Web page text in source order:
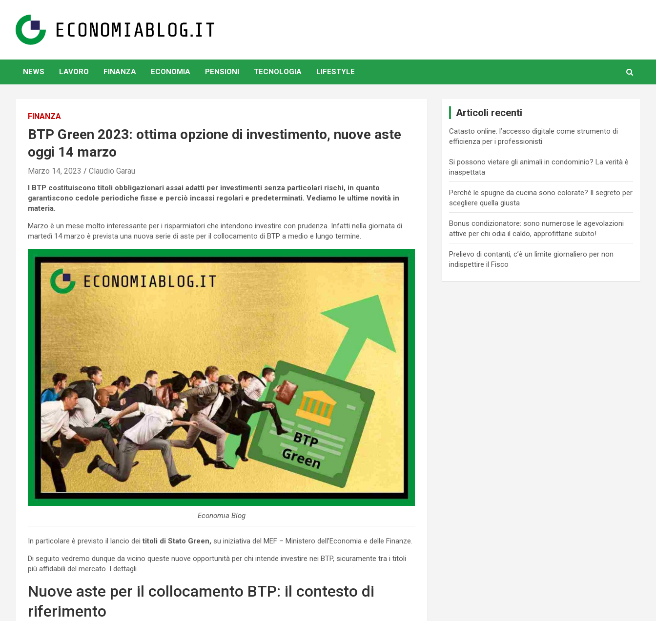
content
www.economiablog.it
NEWS LAVORO FINANZA ECONOMIA PENSIONI TECNOLOGIA LIFESTYLE
FINANZA
BTP Green 2023: ottima opzione di investimento, nuove aste
oggi 14 marzo
Marzo 14, 2023 Claudio Garau
I BTP costituiscono titoli obbligazionari assai adatti per investimenti senza particolari rischi, in quanto
garantiscono cedole periodiche fisse e perciò incassi regolari e predeterminati. Vediamo le ultime novità in
materia.
Marzo è un mese molto interessante per i risparmiatori che intendono investire con prudenza. Infatti nella giornata di
martedì 14 marzo è prevista una nuova serie di aste per il collocamento di BTP a medio e lungo termine.
Economia Blog
In particolare è previsto il lancio dei titoli di Stato Green, su iniziativa del MEF – Ministero dell’Economia e delle Finanze.
Di seguito vedremo dunque da vicino queste nuove opportunità per chi intende investire nei BTP, sicuramente tra i titoli
più affidabili del mercato. I dettagli.
Nuove aste per il collocamento BTP: il contesto di
riferimento
Articoli recenti
Catasto online: l’accesso digitale come strumento di
efficienza per i professionisti
Si possono vietare gli animali in condominio? La verità è
inaspettata
Perché le spugne da cucina sono colorate? Il segreto per
scegliere quella giusta
Bonus condizionatore: sono numerose le agevolazioni
attive per chi odia il caldo, approfittane subito!
Prelievo di contanti, c’è un limite giornaliero per non
indispettire il Fisco